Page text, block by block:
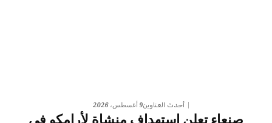
أحدث العناوين9 أغسطس، 2026